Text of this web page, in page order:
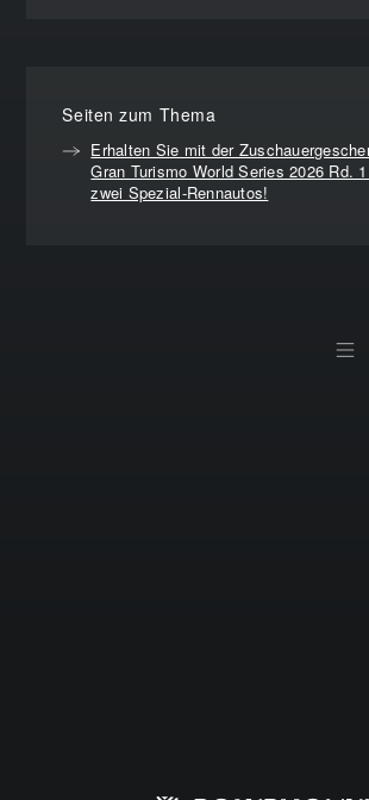
Seiten zum Thema
Erhalten Sie mit der
Gran Turismo World Series 2026 Rd.
zwei Spezial-Rennautos!